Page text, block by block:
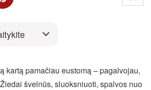
kartą pamačiau eustomą – pagalvojau,
švelnūs, sluoksniuoti, spalvos nuo